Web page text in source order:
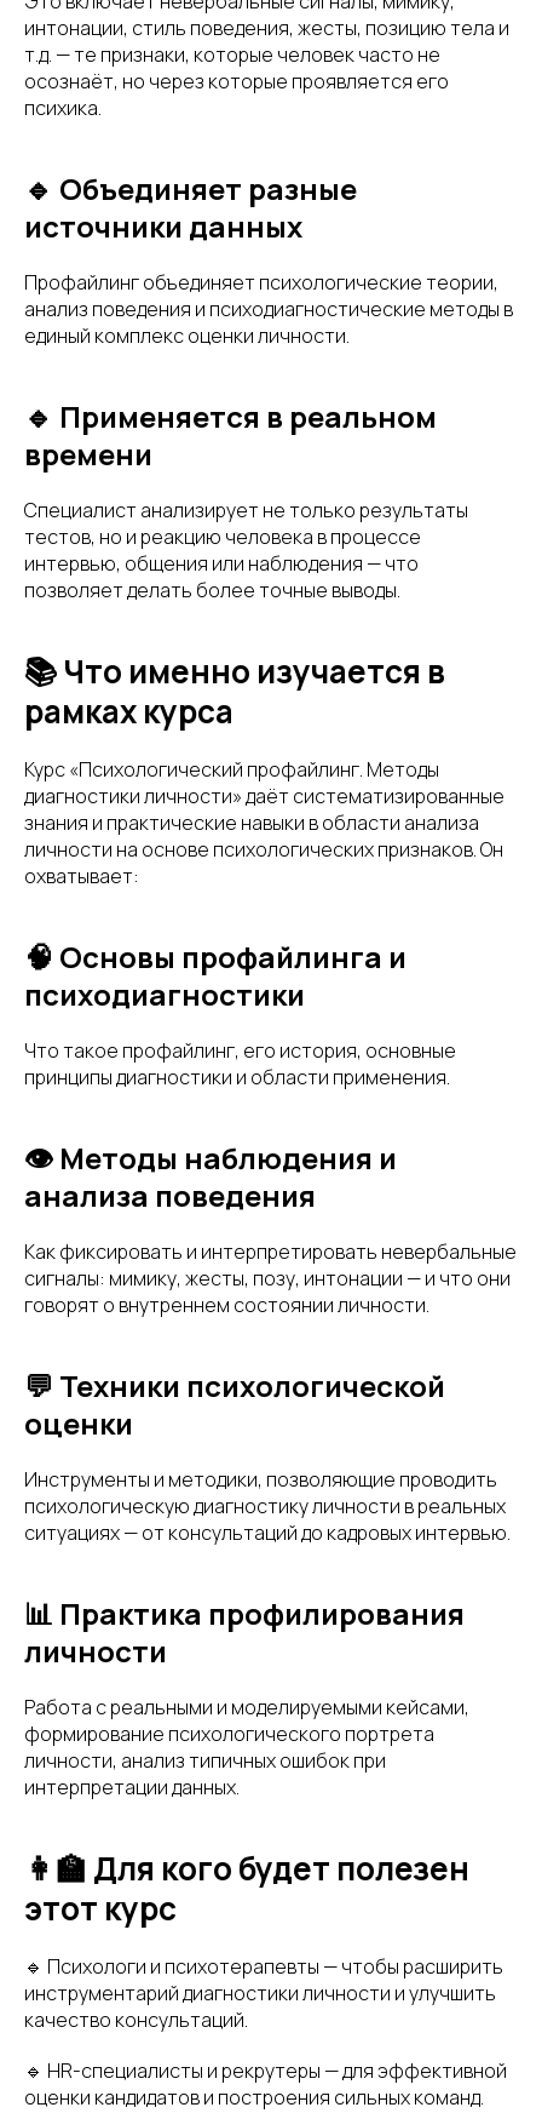
интонации, стиль поведения, жесты, позицию тела и
т.д. — те признаки, которые человек часто не
осознаёт, но через которые проявляется его
психика.
🔹 Объединяет разные
источники данных
Профайлинг объединяет психологические теории,
анализ поведения и психодиагностические методы в
единый комплекс оценки личности.
🔹 Применяется в реальном
времени
Специалист анализирует не только результаты
тестов, но и реакцию человека в процессе
интервью, общения или наблюдения — что
позволяет делать более точные выводы.
📚 Что именно изучается в
рамках курса
Курс «Психологический профайлинг. Методы
диагностики личности» даёт систематизированные
знания и практические навыки в области анализа
личности на основе психологических признаков. Он
охватывает:
🧠 Основы профайлинга и
психодиагностики
Что такое профайлинг, его история, основные
принципы диагностики и области применения.
👁 Методы наблюдения и
анализа поведения
Как фиксировать и интерпретировать невербальные
сигналы: мимику, жесты, позу, интонации — и что они
говорят о внутреннем состоянии личности.
💬 Техники психологической
оценки
Инструменты и методики, позволяющие проводить
психологическую диагностику личности в реальных
ситуациях — от консультаций до кадровых интервью.
📊 Практика профилирования
личности
Работа с реальными и моделируемыми кейсами,
формирование психологического портрета
личности, анализ типичных ошибок при
интерпретации данных.
👩‍🏫 Для кого будет полезен
этот курс
🔹 Психологи и психотерапевты — чтобы расширить
инструментарий диагностики личности и улучшить
качество консультаций.
🔹 HR-специалисты и рекрутеры — для эффективной
оценки кандидатов и построения сильных команд.